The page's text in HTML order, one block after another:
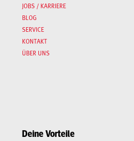
JOBS / KARRIERE
BLOG
SERVICE
KONTAKT
ÜBER UNS
Deine Vorteile